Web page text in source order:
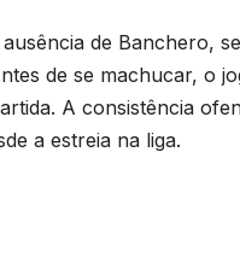
de Banchero,
de se machucar, o
A consistência
a estreia na liga.